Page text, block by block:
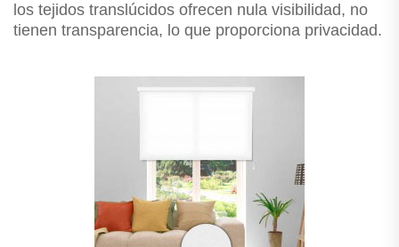
los tejidos translúcidos ofrecen nula visibilidad, no
tienen transparencia, lo que proporciona privacidad.